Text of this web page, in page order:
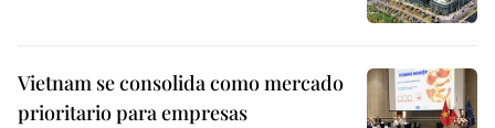
Vietnam se consolida como mercado
prioritario para empresas